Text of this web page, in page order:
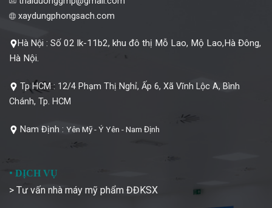
xaydungphongsach.com
Hà Nội : Số 02 lk-11b2, khu đô thị Mỗ Lao, Mộ Lao,Hà Đông,
Hà Nội.
Tp HCM : 12/4 Phạm Thị Nghỉ, Ấp 6, Xã Vĩnh Lộc A, Bình
Chánh, Tp. HCM
Nam Định : Yên Mỹ - Ý Yên - Nam Định
• DỊCH VỤ
> Tư vấn nhà máy mỹ phẩm ĐĐKSX